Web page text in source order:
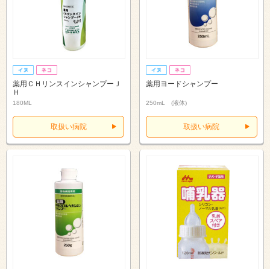
薬用ＣＨリンスインシャンプーＪ
Ｈ
180ML
取扱い病院
薬用ヨードシャンプー
250mL (液体)
取扱い病院